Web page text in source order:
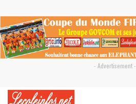
- Advertisement -